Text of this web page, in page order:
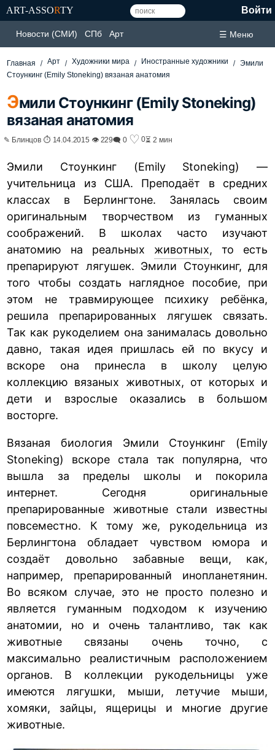
ART-ASSORTY Войти
Новости (СМИ) СПб Арт ☰ Меню
Главная Арт Художники мира Иностранные художники
Эмили
Стоункинг (Emily Stoneking) вязаная анатомия
Эмили Стоункинг (Emily Stoneking)
вязаная анатомия
✎ Блинцов ⏱ 14.04.2015 👁 229🗨 0 ♡ 0⏳ 2 мин
Эмили Стоункинг (Emily Stoneking) —
учительница из США. Преподаёт в средних
классах в Берлингтоне. Занялась своим
оригинальным творчеством из гуманных
соображений. В школах часто изучают
анатомию на реальных животных, то есть
препарируют лягушек. Эмили Стоункинг, для
того чтобы создать наглядное пособие, при
этом не травмирующее психику ребёнка,
решила препарированных лягушек связать.
Так как рукоделием она занималась довольно
давно, такая идея пришлась ей по вкусу и
вскоре она принесла в школу целую
коллекцию вязаных животных, от которых и
дети и взрослые оказались в большом
восторге.
Вязаная биология Эмили Стоункинг (Emily
Stoneking) вскоре стала так популярна, что
вышла за пределы школы и покорила
интернет. Сегодня оригинальные
препарированные животные стали известны
повсеместно. К тому же, рукодельница из
Берлингтона обладает чувством юмора и
создаёт довольно забавные вещи, как,
например, препарированный инопланетянин.
Во всяком случае, это не просто полезно и
является гуманным подходом к изучению
анатомии, но и очень талантливо, так как
животные связаны очень точно, с
максимально реалистичным расположением
органов. В коллекции рукодельницы уже
имеются лягушки, мыши, летучие мыши,
хомяки, зайцы, ящерицы и многие другие
животные.